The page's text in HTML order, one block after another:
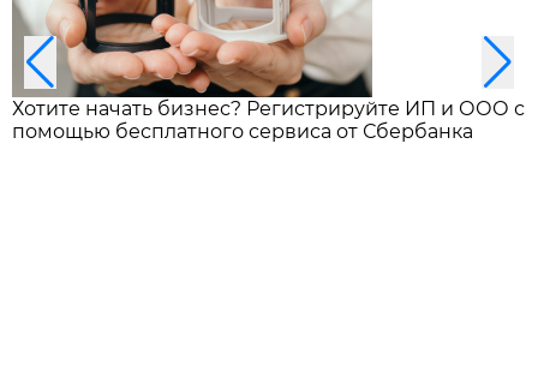
Хотите начать бизнес? Регистрируйте ИП и ООО с
помощью бесплатного сервиса от Сбербанка